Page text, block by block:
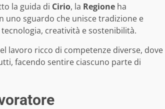
la guida di Cirio, la Regione ha
uno sguardo che unisce tradizione e
creatività e sostenibilità.
lavoro ricco di competenze diverse, dove
facendo sentire ciascuno parte di